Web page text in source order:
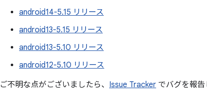
android14-5.15 リリース
android13-5.15 リリース
android13-5.10 リリース
android12-5.10 リリース
ご不明な点がございましたら、 Issue Tracker でバグを報告